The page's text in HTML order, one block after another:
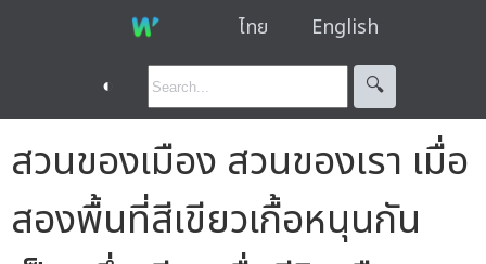
ไทย English
◐ 🔍︎
สวนของเมือง สวนของเรา เมื่อ
สองพื้นที่สีเขียวเกื้อหนุนกัน